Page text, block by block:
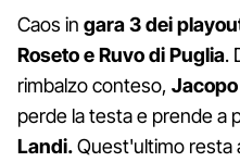
Caos in gara 3 dei
Roseto e Ruvo di Puglia.
rimbalzo conteso,
perde la testa e prende a
Landi.Quest'ultimo resta